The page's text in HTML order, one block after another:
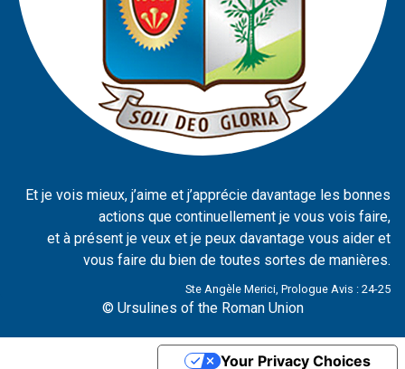
Et je vois mieux, j’aime et j’apprécie davantage les bonnes
actions que continuellement je vous vois faire,
et à présent je veux et je peux davantage vous aider et
vous faire du bien de toutes sortes de manières.
Ste Angèle Merici, Prologue Avis : 24-25
© Ursulines of the Roman Union
Your Privacy Choices